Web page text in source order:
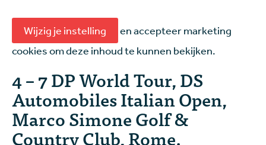
Wijzig je instelling
en accepteer marketing
cookies om deze inhoud te kunnen bekijken.
4 – 7 DP World Tour, DS
Automobiles Italian Open,
Marco Simone Golf &
Country Club, Rome.